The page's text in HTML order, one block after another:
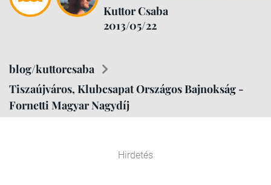
Kuttor Csaba
2013/05/22
blog/kuttorcsaba
Tiszaújváros, Klubcsapat Országos Bajnokság -
Fornetti Magyar Nagydíj
Hirdetés